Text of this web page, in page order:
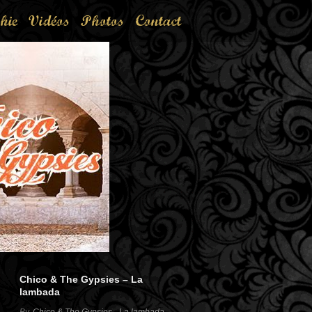
Vidéos Photos Contact
Chico & The Gypsies – La
lambada